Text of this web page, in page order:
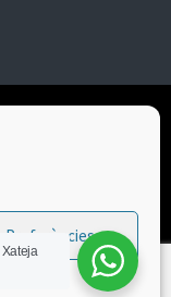
Preferències
Xateja